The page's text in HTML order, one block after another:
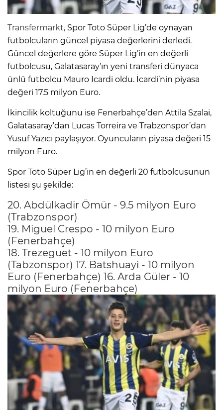
Transfermarkt, Spor Toto Süper Lig’de oynayan
futbolcuların güncel piyasa değerlerini derledi.
Güncel değerlere göre Süper Lig’in en değerli
futbolcusu, Galatasaray’ın yeni transferi dünyaca
ünlü futbolcu Mauro Icardi oldu. İcardi’nin piyasa
değeri 17.5 milyon Euro.
İkincilik koltuğunu ise Fenerbahçe’den Attila Szalai,
Galatasaray’dan Lucas Torreira ve Trabzonspor’dan
Yusuf Yazıcı paylaşıyor. Oyuncuların piyasa değeri 15
milyon Euro.
Spor Toto Süper Lig’in en değerli 20 futbolcusunun
listesi şu şekilde:
20. Abdülkadir Ömür - 9.5 milyon Euro
(Trabzonspor)
19. Miguel Crespo - 10 milyon Euro
(Fenerbahçe)
18. Trezeguet - 10 milyon Euro
(Tabzonspor) 17. Batshuayi - 10 milyon
Euro (Fenerbahçe) 16. Arda Güler - 10
milyon Euro (Fenerbahçe)